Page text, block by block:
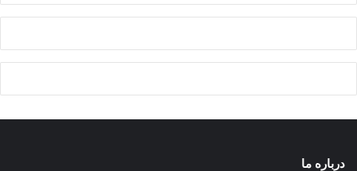
درباره ما